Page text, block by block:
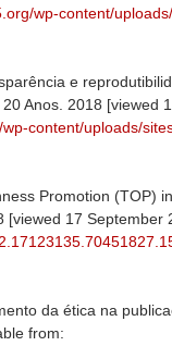
wp-content/
e
Anos. 2018 [viewed
content/uploads/
Promotion (TOP)
[viewed 17 September
da ética na
from: